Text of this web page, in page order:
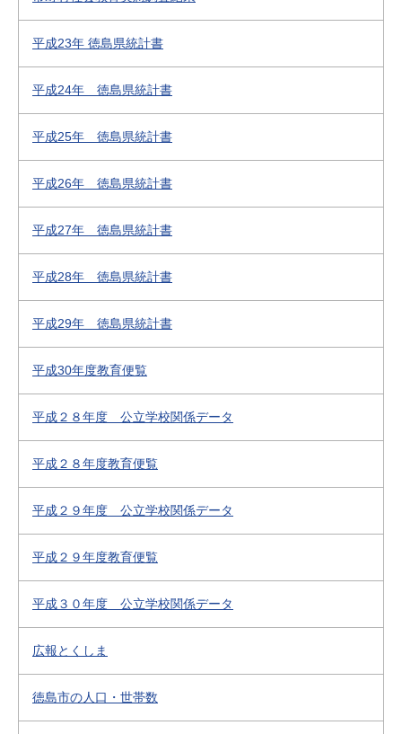
平成23年 徳島県統計書
平成24年 徳島県統計書
平成25年 徳島県統計書
平成26年 徳島県統計書
平成27年 徳島県統計書
平成28年 徳島県統計書
平成29年 徳島県統計書
平成30年度教育便覧
平成２８年度 公立学校関係データ
平成２８年度教育便覧
平成２９年度 公立学校関係データ
平成２９年度教育便覧
平成３０年度 公立学校関係データ
広報とくしま
徳島市の人口・世帯数